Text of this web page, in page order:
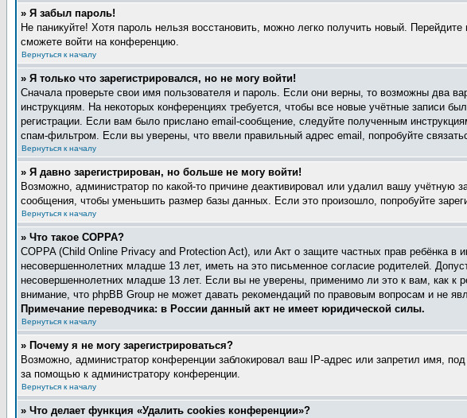
» Я забыл пароль!
Не паникуйте! Хотя пароль нельзя восстановить, можно легко получить новый.
сможете войти на конференцию.
Вернуться к началу
» Я только что зарегистрировался, но не могу войти!
Сначала проверьте свои имя пользователя и пароль. Если они верны, то возможны два
инструкциям. На некоторых конференциях требуется, чтобы все новые учётные записи
регистрации. Если вам было прислано email-сообщение, следуйте полученным
спам-фильтром. Если вы уверены, что ввели правильный адрес email, попробуйте
Вернуться к началу
» Я давно зарегистрирован, но больше не могу войти!
Возможно, администратор по какой-то причине деактивировал или удалил вашу
сообщения, чтобы уменьшить размер базы данных. Если это произошло, попробуйте
Вернуться к началу
» Что такое COPPA?
COPPA (Child Online Privacy and Protection Act), или Акт о защите частных прав ребёнка
несовершеннолетних младше 13 лет, иметь на это письменное согласие родителей.
несовершеннолетних младше 13 лет. Если вы не уверены, применимо ли это к вам, как
внимание, что phpBB Group не может давать рекомендаций по правовым вопросам и не
Примечание переводчика: в России данный акт не имеет юридической силы.
Вернуться к началу
» Почему я не могу зарегистрироваться?
Возможно, администратор конференции заблокировал ваш IP-адрес или запретил имя,
за помощью к администратору конференции.
Вернуться к началу
» Что делает функция «Удалить cookies конференции»?